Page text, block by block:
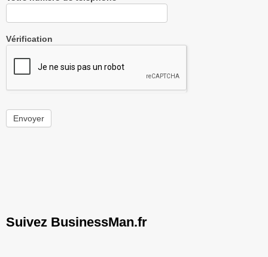
Vérification
Envoyer
Suivez BusinessMan.fr